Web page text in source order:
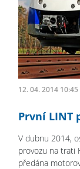
12. 04. 2014 10:45
První LINT
V dubnu 2014,
provozu na trati
předána